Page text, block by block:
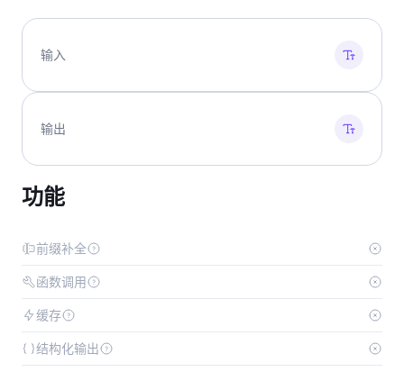
输入
输出
功能
前缀补全
函数调用
缓存
结构化输出